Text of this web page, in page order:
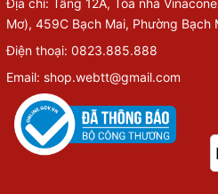
Địa chỉ: Tầng 12A, Tòa nhà
Mơ), 459C Bạch Mai, Phường Bạch
Điện thoại: 0823.885.888
Email: shop.webtt@gmail.com